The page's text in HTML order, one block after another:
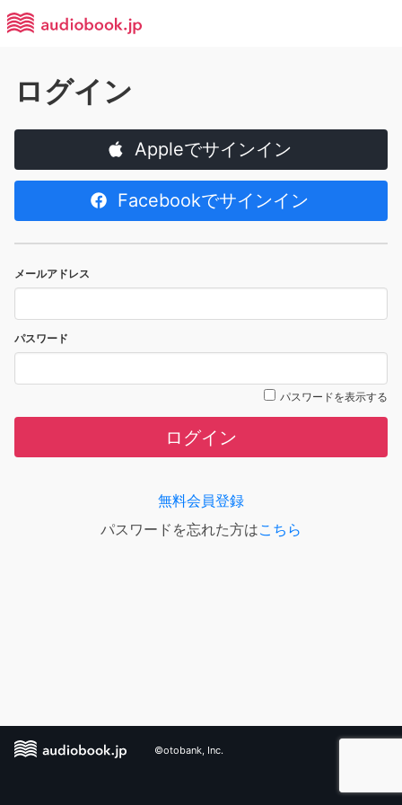
ログイン
Appleでサインイン
Facebookでサインイン
メールアドレス
パスワード
パスワードを表示する
ログイン
無料会員登録
パスワードを忘れた方はこちら
©otobank, Inc.